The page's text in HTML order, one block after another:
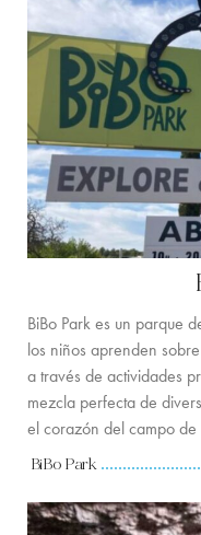
NOSOTROS
NOSOTROS
PROPIETARIOS DE
PARA TODA LA
SOSTENIBILIDAD
CONDICIONES DE
CONTACTO
BiBo Park es un parque
los niños aprenden
a través de actividades
mezcla perfecta de
el corazón del campo de
BiBo Park